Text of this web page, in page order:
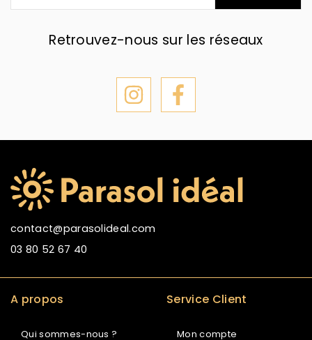
Retrouvez-nous sur les réseaux
contact@parasolideal.com
03 80 52 67 40
A propos
Qui sommes-nous ?
Service Client
Mon compte